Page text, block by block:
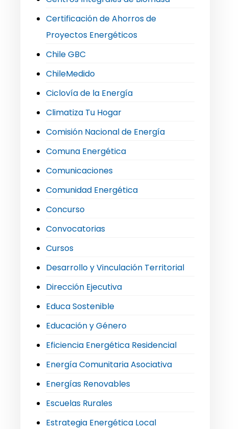
Certificación de Ahorros de
Proyectos Energéticos
Chile GBC
ChileMedido
Ciclovía de la Energía
Climatiza Tu Hogar
Comisión Nacional de Energía
Comuna Energética
Comunicaciones
Comunidad Energética
Concurso
Convocatorias
Cursos
Desarrollo y Vinculación Territorial
Dirección Ejecutiva
Educa Sostenible
Educación y Género
Eficiencia Energética Residencial
Energía Comunitaria Asociativa
Energías Renovables
Escuelas Rurales
Estrategia Energética Local